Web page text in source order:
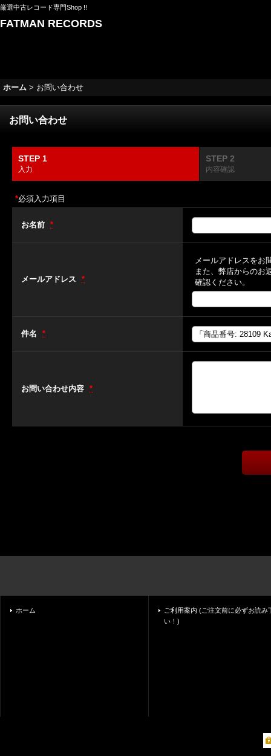
厳選中古レコード専門Shop !!
FATMAN RECORDS
ホーム > お問い合わせ
お問い合わせ
STEP 1
入力
STEP 2
内容確認
*必須入力項目
お名前 *
メールアドレス *
メールアドレスをお
また、弊店からのお
確認ください。
件名 *
お問い合わせ内容 *
ホーム
ご利用案内 (ご注文前に必ずお読み
い！)